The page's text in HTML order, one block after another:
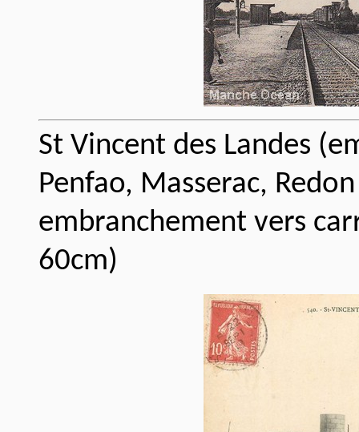
St Vincent des Landes
Penfao, Masserac,
embranchement vers
60cm)